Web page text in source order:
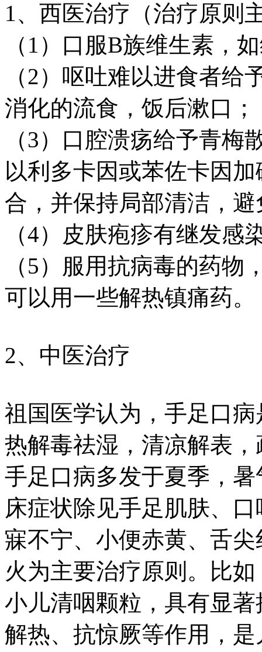
1、西医治疗（治疗原则
（1）口服B族维生素，
（2）呕吐难以进食者
消化的流食，饭后漱口；
（3）口腔溃疡给予青
以利多卡因或苯佐卡因
合，并保持局部清洁，
（4）皮肤疱疹有继发感
（5）服用抗病毒的药
可以用一些解热镇痛药。
2、中医治疗
祖国医学认为，手足口
热解毒祛湿，清凉解表
手足口病多发于夏季，
床症状除见手足肌肤、
寐不宁、小便赤黄、舌
火为主要治疗原则。比
小儿清咽颗粒，具有显
解热、抗惊厥等作用，